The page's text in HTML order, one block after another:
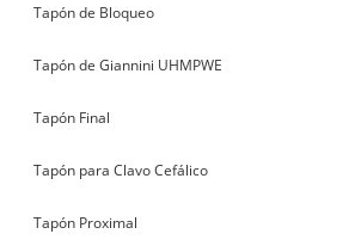
Tapón de Bloqueo
Tapón de Giannini UHMPWE
Tapón Final
Tapón para Clavo Cefálico
Tapón Proximal